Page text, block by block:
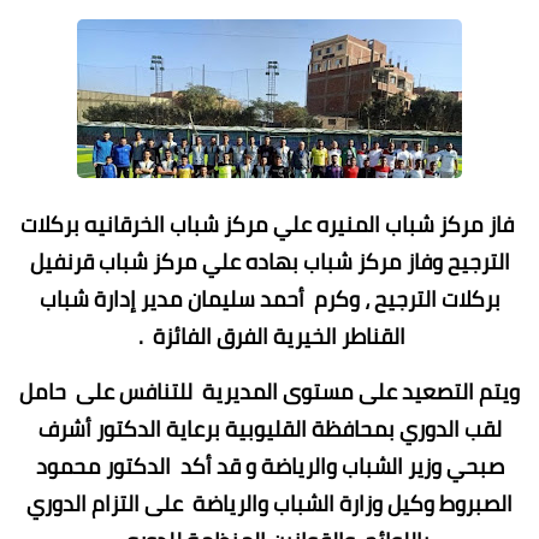
فاز مركز شباب المنيره علي مركز شباب الخرقانيه بركلات
الترجيح وفاز مركز شباب بهاده علي مركز شباب قرنفيل
بركلات الترجيح ، وكرم أحمد سليمان مدير إدارة شباب
القناطر الخيرية الفرق الفائزة .
ويتم التصعيد على مستوى المديرية للتنافس على حامل
لقب الدوري بمحافظة القليوبية برعاية الدكتور أشرف
صبحي وزير الشباب والرياضة و قد أكد الدكتور محمود
الصبروط وكيل وزارة الشباب والرياضة على التزام الدوري